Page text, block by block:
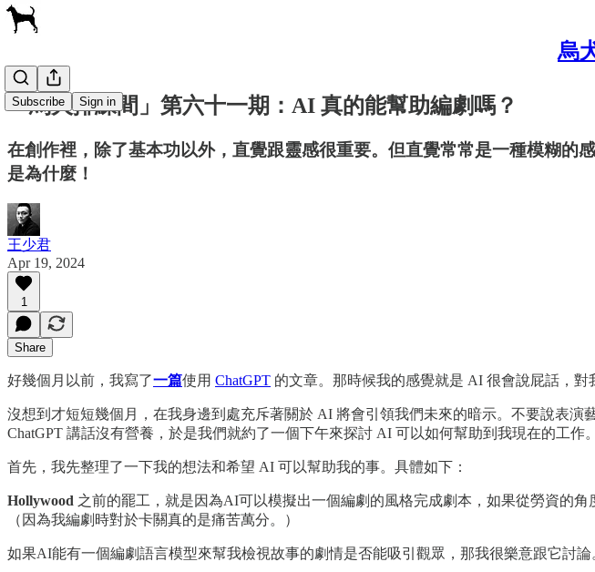
烏
Subscribe Sign in
「烏犬排練間」第六十一期：AI 真的能幫助編劇嗎？
在創作裡，除了基本功以外，直覺跟靈感很重要。但直覺常常是一種模糊
是為什麼！
王少君
Apr 19, 2024
1
Share
好幾個月以前，我寫了一篇使用 ChatGPT 的文章。那時候我的感覺就是 AI 很會說屁話，對
沒想到才短短幾個月，在我身邊到處充斥著關於 AI 將會引領我們未來的暗示。不要說表
ChatGPT 講話沒有營養，於是我們就約了一個下午來探討 AI 可以如何幫助到我現在的工作。
首先，我先整理了一下我的想法和希望 AI 可以幫助我的事。具體如下：
Hollywood 之前的罷工，就是因為AI可以模擬出一個編劇的風格完成劇本，如果從勞資的
（因為我編劇時對於卡關真的是痛苦萬分。）
如果AI能有一個編劇語言模型來幫我檢視故事的劇情是否能吸引觀眾，那我很樂意跟它討論